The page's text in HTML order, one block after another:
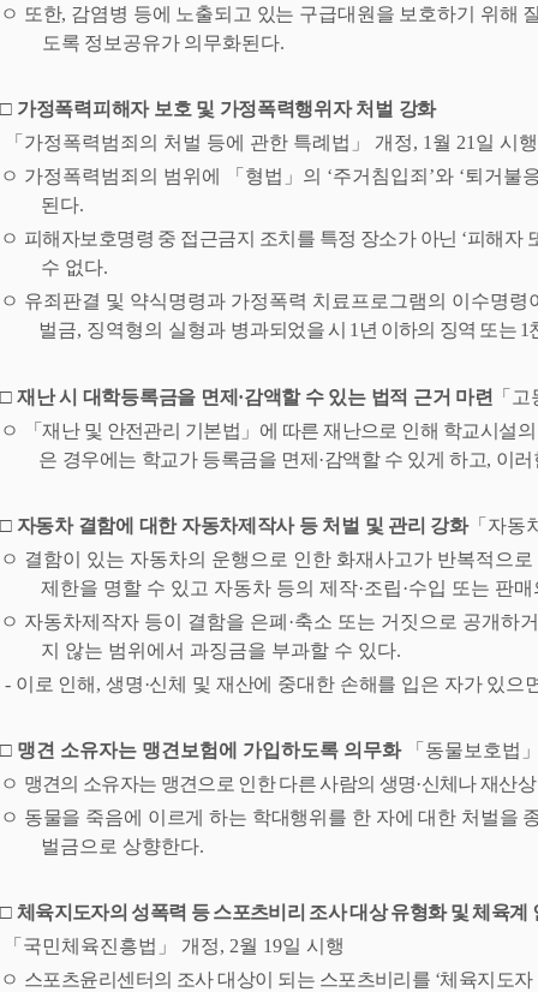
ㅇ 또한, 감염병 등에 노출되고 있는 구급대원을 보호하기 위해
도록 정보공유가 의무화된다.
□ 가정폭력피해자 보호 및 가정폭력행위자 처벌 강화
「 가정폭력범죄의 처벌 등에 관한 특례법 」 개정, 1 월 21 일 시행
ㅇ 가정폭력범죄의 범위에 「 형법 」 의 ‘주거침입죄 ’와 ‘퇴거 불
된다.
ㅇ 피해자보호명령 중 접근금지 조치를 특정 장소가 아닌 ‘피해자
수 없다.
ㅇ 유죄판결 및 약식명령과 가정폭력 치료프로그램의 이수명령
벌금, 징역형의 실형과 병과되었을 시 1 년 이하의 징역 또는 1
□ 재난 시 대학등록금을 면제 ·감액할 수 있는 법적 근거 마련 「 고
ㅇ
「재난 및 안전관리 기본법 」 에 따른 재난으로 인해 학교시설
은 경우에는 학교가 등록금을 면제 ·감액할 수 있게 하고, 이러
□ 자동차 결함에 대한 자동차제작사 등 처벌 및 관리 강화「 자동
ㅇ 결함이 있는 자동차의 운행으로 인한 화재사고가 반복적으
제한을 명할 수 있고 자동차 등의 제작·조립 ·수입 또는 판
ㅇ 자동차제작자 등이 결함을 은폐 ·축소 또는 거짓으로 공개하
지 않는 범위에서 과징금을 부과할 수 있다.
- 이로 인해 , 생명 ·신체 및 재산에 중대한 손해를 입은 자가 있으
□ 맹견 소유자는 맹견보험에 가입하도록 의무화 「 동물보호법
ㅇ 맹견의 소유자는 맹견으로 인한 다른 사람의 생명·신체나 재산
ㅇ 동물을 죽음에 이르게 하는 학대행위를 한 자에 대한 처벌을
벌금으로 상향한다.
□ 체육지도자의 성폭력 등 스포츠비리 조사 대상 유형화 및 체육계
「 국민체육진흥법 」 개정, 2월 19일 시행
ㅇ 스포츠윤리센터의 조사 대상이 되는 스포츠비리를 ‘체육지도자